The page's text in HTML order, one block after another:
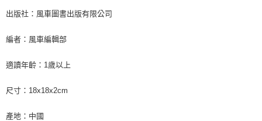
出版社：風車圖書出版有限公司
編者：風車編輯部
適讀年齡：1歲以上
尺寸：18x18x2cm
產地：中國